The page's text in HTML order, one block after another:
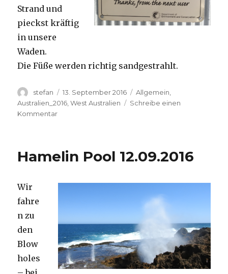
Strand und
pieckst kräftig
in unsere
Waden.
Die Füße werden richtig sandgestrahlt.
Autor
stefan
Veröffentlicht
am
13. September 2016 Kategorien
Allgemein
Australien_2016 ,West Australien
Schreibe einen
Kommentarzu
Hamelin Pool 12.09.2016
Wir
fahre
n zu
den
Blow
holes